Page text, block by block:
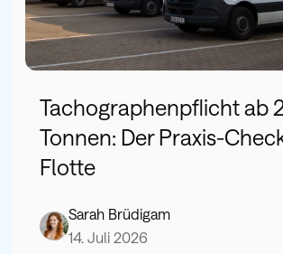
Tachographenpflicht ab
Tonnen: Der Praxis-
Flotte
Sarah Brüdigam
14. Juli 2026